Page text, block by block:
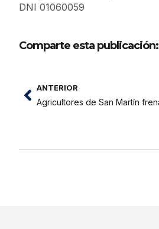
DNI 01060059
Comparte esta publicación:
ANTERIOR